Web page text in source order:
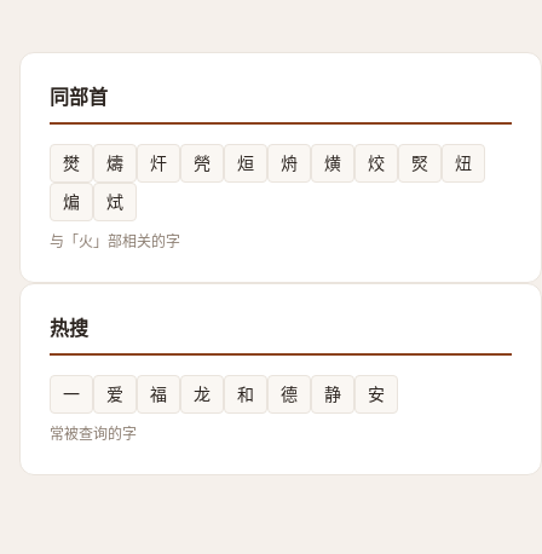
同部首
燓 燽 㶥 焭 烜 烐 熿 烄 㷂
炄
煸
烒
与「火」部相关的字
热搜
一 爱 福 龙 和 德 静 安
常被查询的字